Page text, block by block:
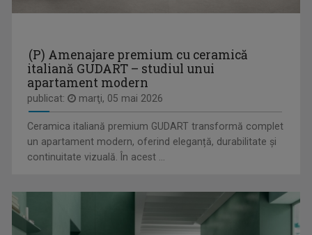
FELICIA STOIAN
Prezintă „Cântecul de acasă” și „Cântec și ...
(P) Amenajare premium cu ceramică
italiană GUDART – studiul unui
apartament modern
publicat: marţi, 05 mai 2026
Ceramica italiană premium GUDART transformă complet
un apartament modern, oferind eleganță, durabilitate și
continuitate vizuală. În acest ...